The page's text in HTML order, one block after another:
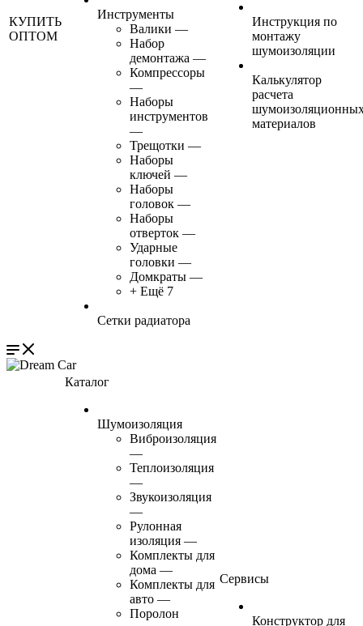
КУПИТЬ
ОПТОМ
Инструменты
Валики —
Набор
демонтажа —
Компрессоры
—
Наборы
инструментов
—
Трещотки —
Наборы
ключей —
Наборы
головок —
Наборы
отверток —
Ударные
головки —
Домкраты —
+ Ещё 7
Сетки радиатора
Инструкция по
монтажу
шумоизоляции
Калькулятор
расчета
материалов
Каталог
Шумоизоляция
Виброизоляция
—
Теплоизоляция
—
Звукоизоляция
—
Рулонная
изоляция —
Комплекты для
дома —
Комплекты для
авто —
Поролон
Сервисы
Конструктор для